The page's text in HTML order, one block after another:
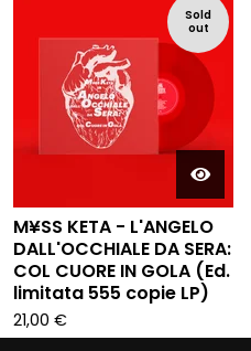
Sold
out
M¥SS KETA - L'ANGELO
DALL'OCCHIALE DA SERA:
COL CUORE IN GOLA (Ed.
limitata 555 copie LP)
21,00 €